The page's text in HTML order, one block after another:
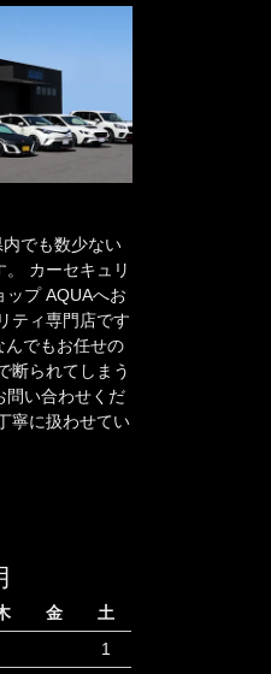
でも数少ない
カーセキュリ
ップ AQUAへお
ティ専門店です
んでもお任せの
断られてしまう
問い合わせくだ
寧に扱わせてい
金
土
1